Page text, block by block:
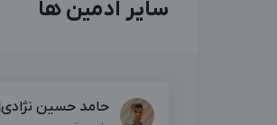
سایر ادمین ها
حامد حسین نژادی